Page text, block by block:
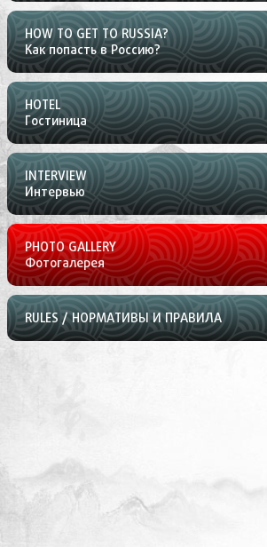
HOW TO GET TO RUSSIA?
Как попасть в Россию?
HOTEL
Гостиница
INTERVIEW
Интервью
PHOTO GALLERY
Фотогалерея
RULES / НОРМАТИВЫ И ПРАВИЛА